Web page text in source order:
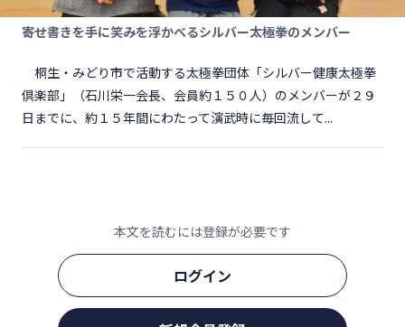
寄せ書きを手に笑みを浮かべるシルバー太極拳のメンバー
桐生・みどり市で活動する太極拳団体「シルバー健康太極拳
倶楽部」（石川栄一会長、会員約１５０人）のメンバーが２９
日までに、約１５年間にわたって演武時に毎回流して...
本文を読むには登録が必要です
ログイン